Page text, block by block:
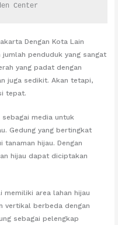
Center
Dengan Kota Lain
penduduk yang sangat
yang padat dengan
juga sedikit. Akan tetapi,
tepat.
media untuk
Gedung yang bertingkat
hijau. Dengan
hijau dapat diciptakan
memiliki area lahan hijau
vertikal berbeda dengan
sebagai pelengkap